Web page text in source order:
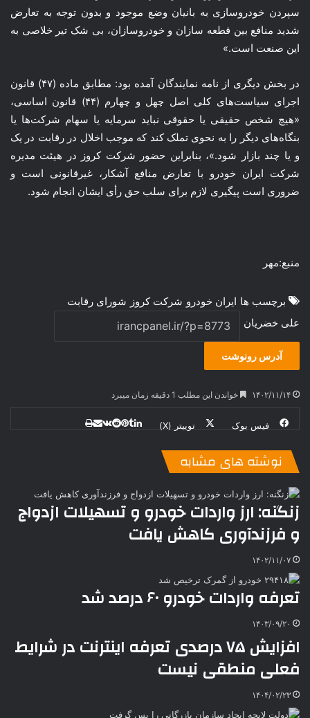
سپردن خودروسازی به بانیان وضع موجود و بدون توجه به تعارض
شدید منافع بین قطعه سازان و خودروسازان، بی شک تیر خلاصی به
این صنعت است.»
در بخش دیگری از نامه نمایندگان آمده بود: مطابق ماده (۴۷) قانون
اجرای سیاست‌های کلی اصل چهل و چهارم (۴۴) قانون اساسی،
«هیچ شخص حقیقی یا حقوقی نباید سرمایه یا سهام شرکت‌ها یا
بنگاه‌های دیگر را به نحوی تملک کند که موجب اخلال در رقابت در یک
و یا چند بازار شود.»، بنابراین حضور شرکت کروز در هیئت مدیره
شرکت ایران خودرو با تعارض منافع آشکار، غیرقانونی است و
ضروری است پیگیری لازم برای سلب حق رأی ایشان انجام شود.
منبع:مهر
برچسب ها ایران خودرو شرکت کروز شورای رقابت
علی خضریان
آدرس رونوشت
۱۴۰۲/۱۱/۱۴ خواندن این مطلب 1 دقیقه زمان میبرد
فیس بوک توییتر (X)
ی
ن
ل
ر
ر
س
تt
a
ا
م
نوشته های مشابه
زنگنه: ارز واردات خودرو و تسهیلات ازدواج
و فرزندآوری کاهش یافت
۱۴۰۲/۱۱/۰۷
تعرفه واردات خودرو ۶۰ درصد شد
۱۴۰۳/۰۹/۲۰
افزایش ۷۵ درصدی تعرفه اینترنت در شرایط
فعلی منطقی نیست
۱۴۰۴/۰۲/۲۳